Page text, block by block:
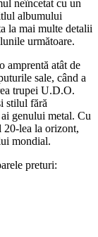
neîncetat cu un
albumului
la mai multe detalii
următoare.
amprentă atât de
sale, când a
trupei U.D.O.
stilul fără
genului metal. Cu
20-lea la orizont,
mondial.
preturi: